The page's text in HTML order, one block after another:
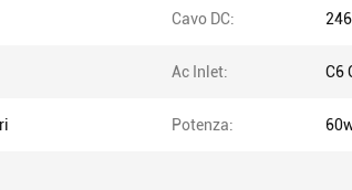
Cavo DC:
Ac Inlet: C6
Potenza: